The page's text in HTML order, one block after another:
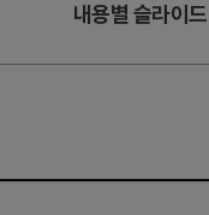
내용별 슬라이드